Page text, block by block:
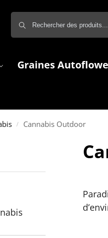
Graines
/ Cannabis Outdoor